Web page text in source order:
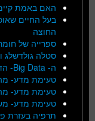
האם באמת
בעל החיים
החוצה
ספרייה של
סטלה גולדשלג
ה- Big Data- הדרך לאסוף עלינו נתונים
טעימת מדע-
טעימת מדע-
טעימת מדע-
תרפיה בעזרת